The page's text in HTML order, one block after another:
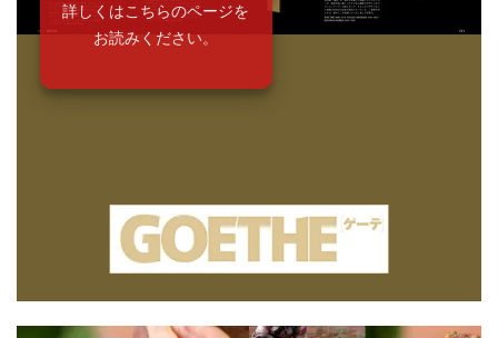
詳しくはこちらのページを
お読みください。